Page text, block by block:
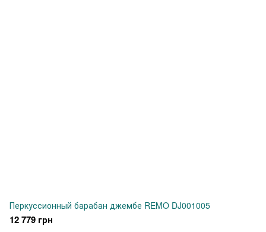
Перкуссионный барабан джембе REMO DJ001005
12 779 грн